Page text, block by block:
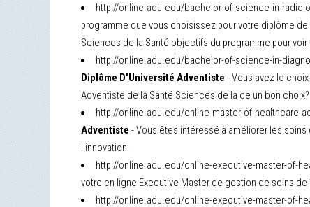
http://online.adu.edu/bachelor-of-science-in-
programme que vous choisissez pour votre diplôme
Sciences de la Santé objectifs du programme pour
http://online.adu.edu/bachelor-of-science-in-
Diplôme D'Université Adventiste - Vous avez le
Adventiste de la Santé Sciences de la ce un bon choix?
http://online.adu.edu/online-master-of-healthcare-
Adventiste - Vous êtes intéressé à améliorer les
l'innovation.
http://online.adu.edu/online-executive-master-of-
votre en ligne Executive Master de gestion de soins
http://online.adu.edu/online-executive-master-of-